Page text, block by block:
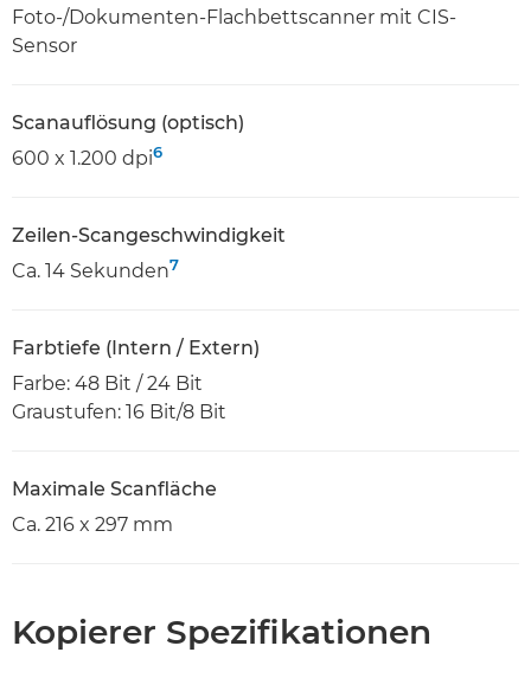
Foto-/Dokumenten-Flachbettscanner mit CIS-
Sensor
Scanauflösung (optisch)
600 x 1.200 dpi6
Zeilen-Scangeschwindigkeit
Ca. 14 Sekunden7
Farbtiefe (Intern / Extern)
Farbe: 48 Bit / 24 Bit
Graustufen: 16 Bit/8 Bit
Maximale Scanfläche
Ca. 216 x 297 mm
Kopierer Spezifikationen